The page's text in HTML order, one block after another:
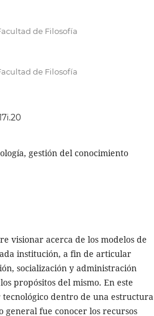
de Filosofía
de Filosofía
gestión del conocimiento
visionar acerca de los modelos de
institución, a fin de articular
socialización y administración
propósitos del mismo. En este
dentro de una estructura
general fue conocer los recursos